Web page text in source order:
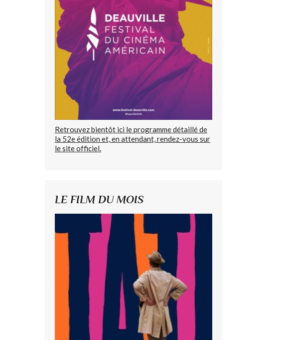
Retrouvez bientôt ici le programme détaillé de
la 52e édition et, en attendant, rendez-vous sur
le site officiel.
LE FILM DU MOIS